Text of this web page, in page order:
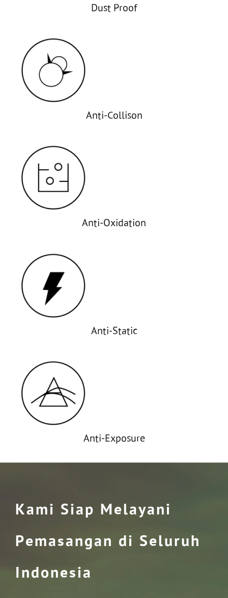
Dust Proof
Anti-Collison
Anti-Oxidation
Anti-Static
Anti-Exposure
Kami Siap Melayani
Pemasangan di Seluruh
Indonesia